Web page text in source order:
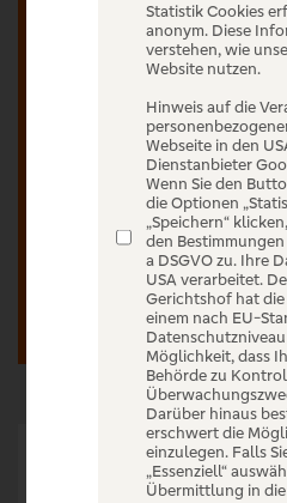
Jetzt anmelden
Unser Ticketverkauf ist
Sparda-Banken vorbehalten.
Anmelden
Statistik Cookies
anonym. Diese
verstehen, wie
Website nutzen.
Hinweis auf die
Webseite in den
Dienstanbieter
Wenn Sie den
die Optionen
„Speichern“
den
a DSGVO zu. Ihre
USA verarbeitet.
Gerichtshof hat die
einem nach EU-
Möglichkeit, dass
Behörde zu
Darüber hinaus
erschwert die
einzulegen. Falls
„Essenziell“
Übermittlung in